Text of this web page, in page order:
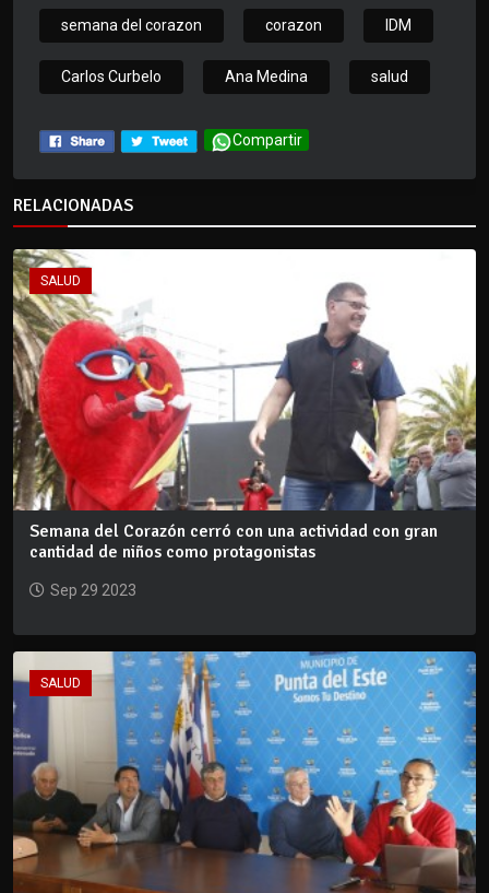
semana del corazon corazon IDM
Carlos Curbelo Ana Medina salud
Compartir
RELACIONADAS
SALUD
Semana del Corazón cerró con una actividad con gran
cantidad de niños como protagonistas
Sep 29 2023
SALUD